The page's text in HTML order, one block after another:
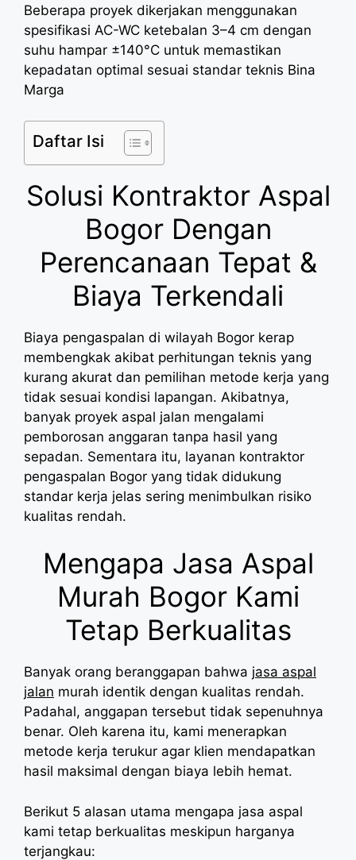
Beberapa proyek dikerjakan menggunakan
spesifikasi AC-WC ketebalan 3–4 cm dengan
suhu hampar ±140°C untuk memastikan
kepadatan optimal sesuai standar teknis Bina
Marga
Daftar Isi
Solusi Kontraktor Aspal
Bogor Dengan
Perencanaan Tepat &
Biaya Terkendali
Biaya pengaspalan di wilayah Bogor kerap
membengkak akibat perhitungan teknis yang
kurang akurat dan pemilihan metode kerja yang
tidak sesuai kondisi lapangan. Akibatnya,
banyak proyek aspal jalan mengalami
pemborosan anggaran tanpa hasil yang
sepadan. Sementara itu, layanan kontraktor
pengaspalan Bogor yang tidak didukung
standar kerja jelas sering menimbulkan risiko
kualitas rendah.
Mengapa Jasa Aspal
Murah Bogor Kami
Tetap Berkualitas
Banyak orang beranggapan bahwa jasa aspal
jalan murah identik dengan kualitas rendah.
Padahal, anggapan tersebut tidak sepenuhnya
benar. Oleh karena itu, kami menerapkan
metode kerja terukur agar klien mendapatkan
hasil maksimal dengan biaya lebih hemat.
Berikut 5 alasan utama mengapa jasa aspal
kami tetap berkualitas meskipun harganya
terjangkau: